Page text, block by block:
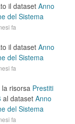
il datasetAnno
del Sistema
fa
il datasetAnno
del Sistema
fa
risorsa Prestiti
al dataset Anno
del Sistema
fa